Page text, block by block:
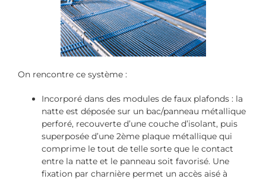
On rencontre ce système :
Incorporé dans des modules de faux plafonds : la
natte est déposée sur un bac/panneau métallique
perforé, recouverte d’une couche d’isolant, puis
superposée d’une 2ème plaque métallique qui
comprime le tout de telle sorte que le contact
entre la natte et le panneau soit favorisé. Une
fixation par charnière permet un accès aisé à